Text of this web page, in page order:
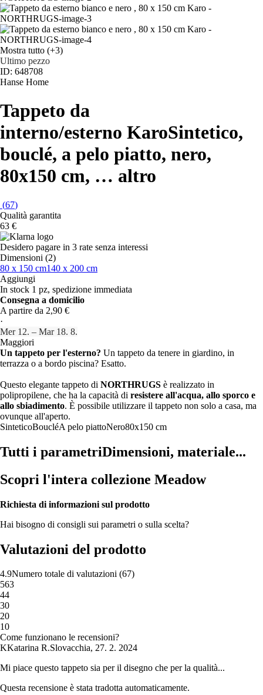
Mostra tutto (+3)
Ultimo pezzo
ID: 648708
Hanse Home
Tappeto da
interno/esterno KaroSintetico,
bouclé, a pelo piatto, nero,
80x150 cm, … altro
(67)
Qualità garantita
63 €
Desidero pagare in 3 rate senza interessi
Dimensioni (2)
80 x 150 cm140 x 200 cm
Aggiungi
In stock 1 pz, spedizione immediata
Consegna a domicilio
A partire da 2,90 €
·
Mer 12. – Mar 18. 8.
Maggiori
Un tappeto per l'esterno? Un tappeto da tenere in giardino, in
terrazza o a bordo piscina? Esatto.
Questo elegante tappeto di NORTHRUGS è realizzato in
polipropilene, che ha la capacità di resistere all'acqua, allo sporco e
allo sbiadimento. È possibile utilizzare il tappeto non solo a casa, ma
ovunque all'aperto.
SinteticoBoucléA pelo piattoNero80x150 cm
Tutti i parametriDimensioni, materiale...
Scopri l'intera collezione Meadow
Richiesta di informazioni sul prodotto
Hai bisogno di consigli sui parametri o sulla scelta?
Valutazioni del prodotto
4.9Numero totale di valutazioni (67)
563
44
30
20
10
Come funzionano le recensioni?
KKatarina R.Slovacchia, 27. 2. 2024
Mi piace questo tappeto sia per il disegno che per la qualità...
Questa recensione è stata tradotta automaticamente.